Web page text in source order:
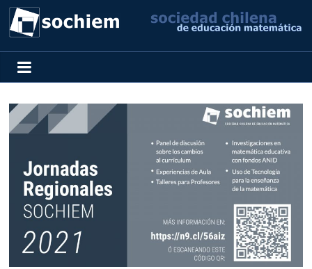
SOCHIEM
Sociedad
Chilena
de
Educación